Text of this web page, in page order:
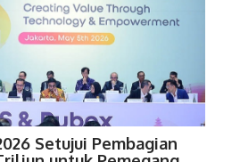
Setujui Pembagian